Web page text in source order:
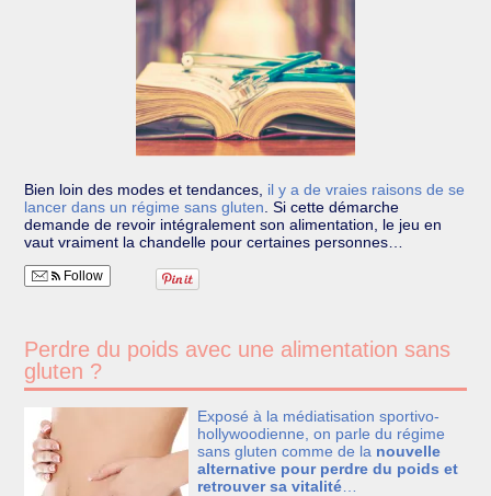
Bien loin des modes et tendances, il y a de vraies raisons de se
lancer dans un régime sans gluten Si cette démarche
demande de revoir intégralement son alimentation, le jeu en
vaut vraiment la chandelle pour certaines personnes…
Follow
Perdre du poids avec une alimentation sans
gluten ?
Exposé à la médiatisation sportivo-
hollywoodienne, on parle du régime
sans gluten comme de la nouvelle
alternative pour perdre du poids et
retrouver sa vitalité…